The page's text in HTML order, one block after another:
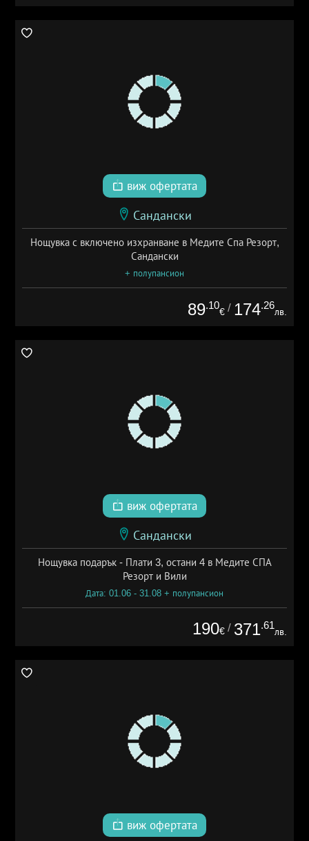
виж офертата
Сандански
Нощувка с включено изхранване в Медите Спа Резорт,
Сандански
+ полупансион
89.10
€ / 174.26
лв.
виж офертата
Сандански
Нощувка подарък - Плати 3, остани 4 в Медите СПА
Резорт и Вили
Дата: 01.06 - 31.08 + полупансион
190€ / 371.61
лв.
виж офертата